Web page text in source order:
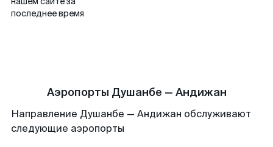
последнее время
Аэропорты Душанбе — Андижан
Направление Душанбе — Андижан обслуживают
следующие аэропорты